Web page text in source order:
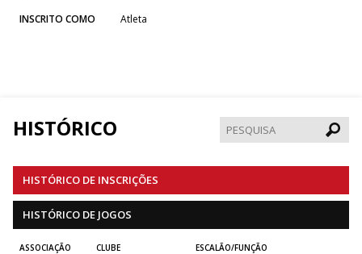
INSCRITO COMO Atleta
HISTÓRICO
HISTÓRICO DE INSCRIÇÕES
HISTÓRICO DE JOGOS
ASSOCIAÇÃO CLUBE ESCALÃO/FUNÇÃO